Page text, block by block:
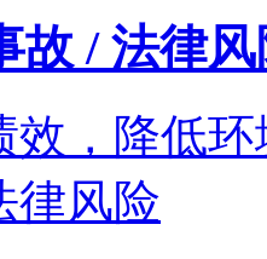
故 / 法律
效，降低环
律风险